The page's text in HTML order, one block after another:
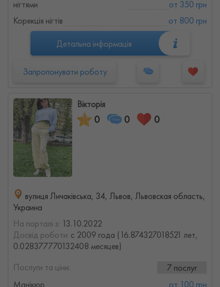
нігтями
от 350 грн
Корекція нігтів
от 800 грн
Детальна інформація
Запропонувати роботу
Вікторія
0 0 0
вулиця Личаківська, 34, Львов, Львовская область,
Украина
На порталі з: 13.10.2022
Досвід роботи: с 2009 года (16.874327018521 лет,
0.028377770132408 месяцев)
Послуги та ціни:
7 послуг
Манікюр
от 100 грн